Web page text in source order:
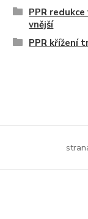
PPR
vnější
PPR křížení